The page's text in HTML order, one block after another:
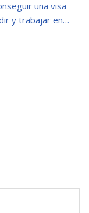
una visa
y trabajar en…